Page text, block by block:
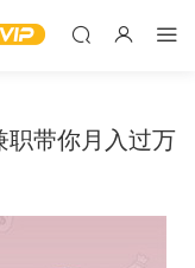
职带你月入过万